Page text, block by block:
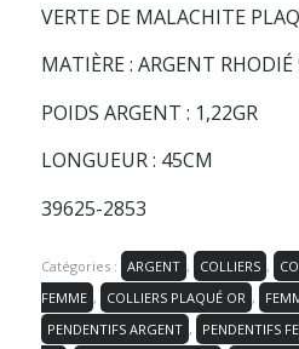
VERTE DE MALACHITE
MATIÈRE : ARGENT RHODIÉ
POIDS ARGENT : 1,22GR
LONGUEUR : 45CM
39625-2853
Catégories : ARGENT , COLLIERS ,
FEMME , COLLIERS PLAQUÉ OR ,
PENDENTIFS ARGENT , PENDENTIFS